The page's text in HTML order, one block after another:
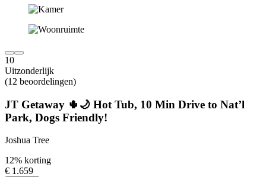
10
Uitzonderlijk
(12 beoordelingen)
JT Getaway 🌵🌙 Hot Tub, 10 Min Drive to Nat’l
Park, Dogs Friendly!
Joshua Tree
12% korting
€ 1.659